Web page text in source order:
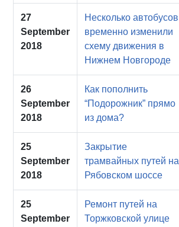
27
September
2018
Несколько автобусов
временно изменили
схему движения в
Нижнем Новгороде
26
September
2018
Как пополнить
“Подорожник” прямо
из дома?
25
September
2018
Закрытие
трамвайных путей на
Рябовском шоссе
25
September
Ремонт путей на
Торжковской улице